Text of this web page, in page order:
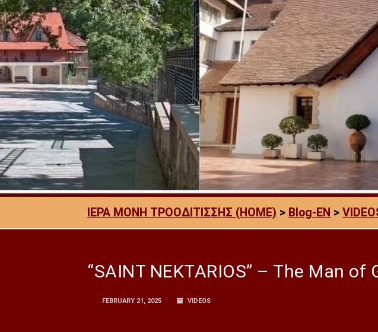
ΙΕΡΑ ΜΟΝΗ ΤΡΟΟΔΙΤΙΣΣΗΣ (HOME) > Blog-EN >
“SAINT NEKTARIOS” – The Man of
FEBRUARY 21, 2025 VIDEOS